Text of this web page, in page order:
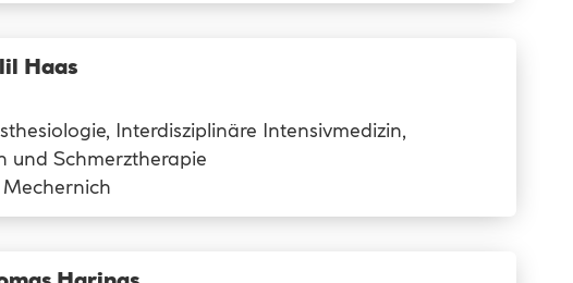
Haas
Interdisziplinäre Intensivmedizin,
und Schmerztherapie